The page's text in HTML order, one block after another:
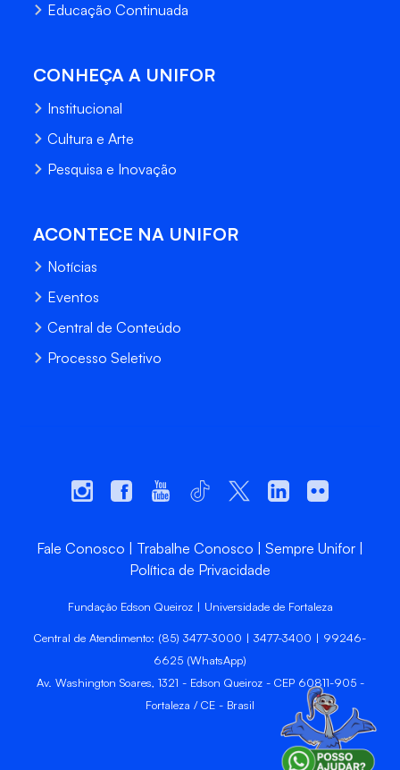
Educação Continuada
CONHEÇA A UNIFOR
Institucional
Cultura e Arte
Pesquisa e Inovação
ACONTECE NA UNIFOR
Notícias
Eventos
Central de Conteúdo
Processo Seletivo
Fale Conosco Trabalhe Conosco
Sempre Unifor
Política de Privacidade
Fundação Edson Queiroz | Universidade de Fortaleza
Central de Atendimento: (85) 3477-3000 | 3477-3400 | 99246-
6625 (WhatsApp)
Av. Washington Soares, 1321 - Edson Queiroz - CEP 60811-905 -
Fortaleza / CE - Brasil